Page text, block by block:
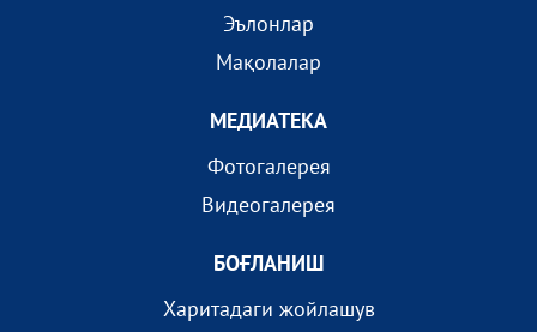
Эълонлар
Мақолалар
МEДИАТEКА
Фотогалерея
Видеогалерея
БОҒЛАНИШ
Харитадаги жойлашув